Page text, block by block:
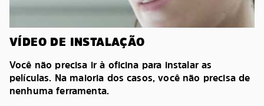
VÍDEO DE INSTALAÇÃO
Você não precisa ir à oficina para instalar as
películas. Na maioria dos casos, você não precisa de
nenhuma ferramenta.